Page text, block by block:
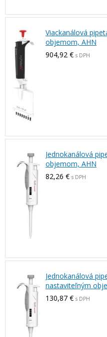
Viackanálová
objemom, AHN
904,92 € s DPH
Jednokanálová
objemom, AHN
82,26 € s DPH
Jednokanálová
nastaviteľným
130,87 € s DPH